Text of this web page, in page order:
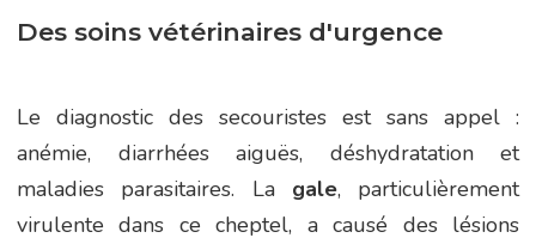
Des soins vétérinaires d'urgence
Le diagnostic des secouristes est sans appel :
anémie, diarrhées aiguës, déshydratation et
maladies parasitaires. La gale, particulièrement
virulente dans ce cheptel, a causé des lésions